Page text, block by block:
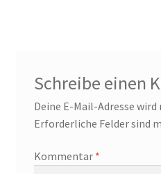
Schreibe einen
Deine E-Mail-Adresse
Erforderliche Felder sind
Kommentar *